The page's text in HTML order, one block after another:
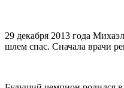
29 декабря 2013 года
шлем спас. Сначала врачи